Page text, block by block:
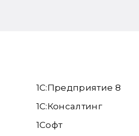
1С:Предприятие 8
1С:Консалтинг
1Софт